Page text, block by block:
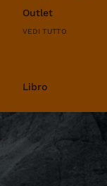
Outlet
VEDI TUTTO
Libro